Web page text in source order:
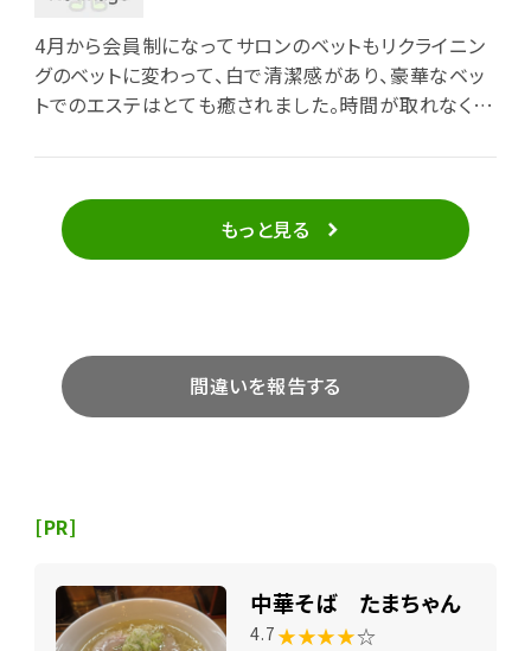
4月から会員制になってサロンのベットもリクライニン
グのベットに変わって、白で清潔感があり、豪華なベッ
トでのエステはとても癒されました。時間が取れなくて
沢山出るので楽しみです。10年以上通わせて頂いてま
すが、どんどん素敵になっていくサロンです。
もっと見る
間違いを報告する
[PR]
中華そば たまちゃん
4.7 ★★★★☆